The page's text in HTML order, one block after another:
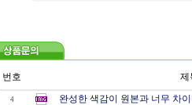
번호 제
4 완성한 색감이 원본과 너무 차